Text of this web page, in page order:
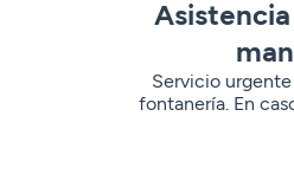
Servicio
fontanería. En